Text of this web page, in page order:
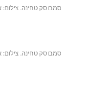
סמבוסק טחינה. צילום:
סמבוסק טחינה. צילום: